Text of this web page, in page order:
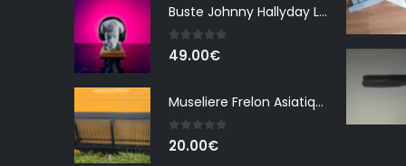
29.00€Buste Johnny Hallyday La peur
0 out of 5
49.00€
Museliere Frelon Asiatique Ruche Dadant
0 out of 5
20.00€